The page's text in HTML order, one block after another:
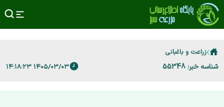
زراعت و باغبانی
شناسه خبر: 55348 ۱۴۰۵/۰۳/۰۳ ۱۴:۱۸:۲۳